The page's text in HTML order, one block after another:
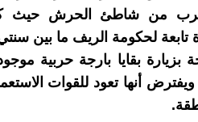
من شاطئ الحرش حيث
بزيارة بقايا بارجة حربية
أنها تعود للقوات